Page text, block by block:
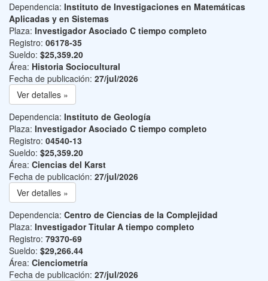
Dependencia: Instituto de Investigaciones en Matemáticas
Aplicadas y en Sistemas
Plaza: Investigador Asociado C tiempo completo
Registro: 06178-35
Sueldo: $25,359.20
Área: Historia Sociocultural
Fecha de publicación: 27/jul/2026
Ver detalles »
Dependencia: Instituto de Geología
Plaza: Investigador Asociado C tiempo completo
Registro: 04540-13
Sueldo: $25,359.20
Área: Ciencias del Karst
Fecha de publicación: 27/jul/2026
Ver detalles »
Dependencia: Centro de Ciencias de la Complejidad
Plaza: Investigador Titular A tiempo completo
Registro: 79370-69
Sueldo: $29,266.44
Área: Cienciometría
Fecha de publicación: 27/jul/2026